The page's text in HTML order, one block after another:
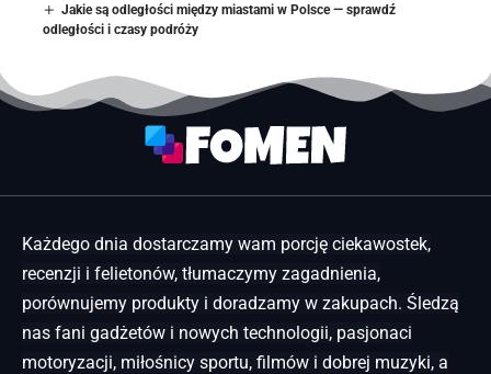
Jakie są odległości między miastami w Polsce — sprawdź
odległości i czasy podróży
Każdego dnia dostarczamy wam porcję ciekawostek,
recenzji i felietonów, tłumaczymy zagadnienia,
porównujemy produkty i doradzamy w zakupach. Śledzą
nas fani gadżetów i nowych technologii, pasjonaci
motoryzacji, miłośnicy sportu, filmów i dobrej muzyki, a